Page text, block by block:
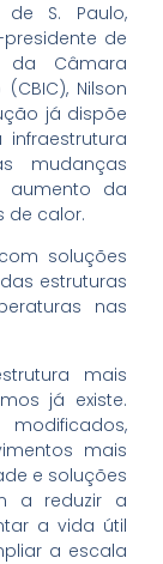
S. Paulo,
de
da Câmara
Nilson
já dispõe
mudanças
aumento da
de calor.
soluções
estruturas
nas
mais
já existe.
mais
e soluções
a reduzir a
a vida útil
a escala